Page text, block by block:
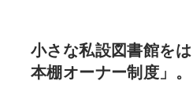
小さな私設図書館を
本棚オーナー制度」。